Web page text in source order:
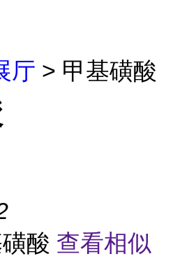
厅 > 甲基磺酸
酸 查看相似